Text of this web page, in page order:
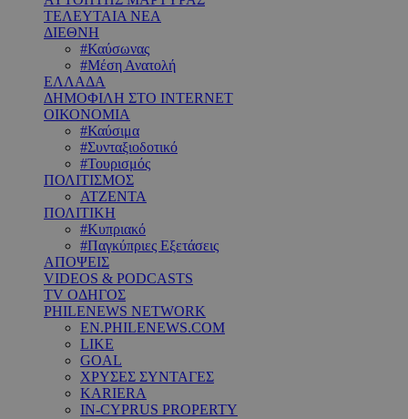
ΤΕΛΕΥΤΑΙΑ ΝΕΑ
ΔΙΕΘΝΗ
#Καύσωνας
#Μέση Ανατολή
ΕΛΛΑΔΑ
ΔΗΜΟΦΙΛΗ ΣΤΟ INTERNET
ΟΙΚΟΝΟΜΙΑ
#Καύσιμα
#Συνταξιοδοτικό
#Τουρισμός
ΠΟΛΙΤΙΣΜΟΣ
ΑΤΖΕΝΤΑ
ΠΟΛΙΤΙΚΗ
#Κυπριακό
#Παγκύπριες Εξετάσεις
ΑΠΟΨΕΙΣ
VIDEOS & PODCASTS
TV ΟΔΗΓΟΣ
PHILENEWS NETWORK
EN.PHILENEWS.COM
LIKE
GOAL
ΧΡΥΣΕΣ ΣΥΝΤΑΓΕΣ
KARIERA
IN-CYPRUS PROPERTY